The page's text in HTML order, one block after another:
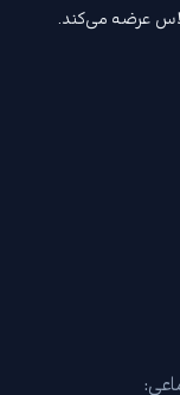
عرضه می‌کند.